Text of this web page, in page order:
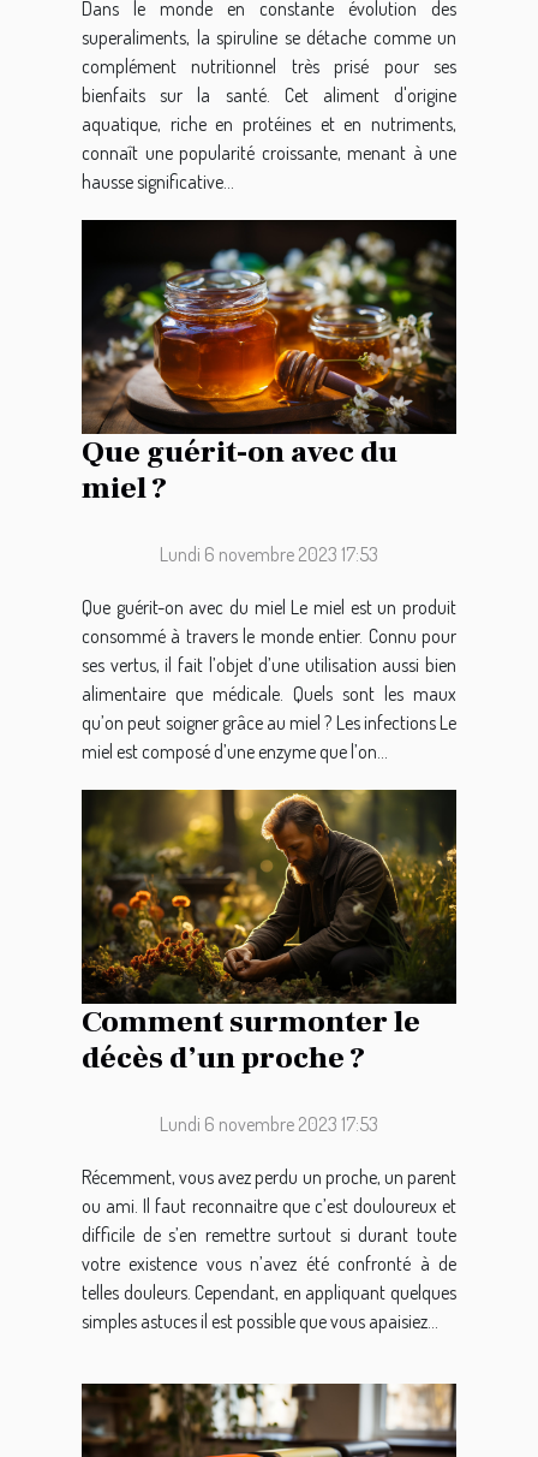
Dans le monde en constante évolution des
superaliments, la spiruline se détache comme un
complément nutritionnel très prisé pour ses
bienfaits sur la santé. Cet aliment d'origine
aquatique, riche en protéines et en nutriments,
connaît une popularité croissante, menant à une
hausse significative...
Que guérit-on avec du
miel ?
Lundi 6 novembre 2023 17:53
Que guérit-on avec du miel Le miel est un produit
consommé à travers le monde entier. Connu pour
ses vertus, il fait l’objet d’une utilisation aussi bien
alimentaire que médicale. Quels sont les maux
qu’on peut soigner grâce au miel ? Les infections Le
miel est composé d’une enzyme que l’on...
Comment surmonter le
décès d’un proche ?
Lundi 6 novembre 2023 17:53
Récemment, vous avez perdu un proche, un parent
ou ami. Il faut reconnaitre que c’est douloureux et
difficile de s’en remettre surtout si durant toute
votre existence vous n’avez été confronté à de
telles douleurs. Cependant, en appliquant quelques
simples astuces il est possible que vous apaisiez...